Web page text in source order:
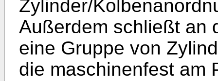
Zylinder/
Außerdem schließt an
eine Gruppe von
die maschinenfest am